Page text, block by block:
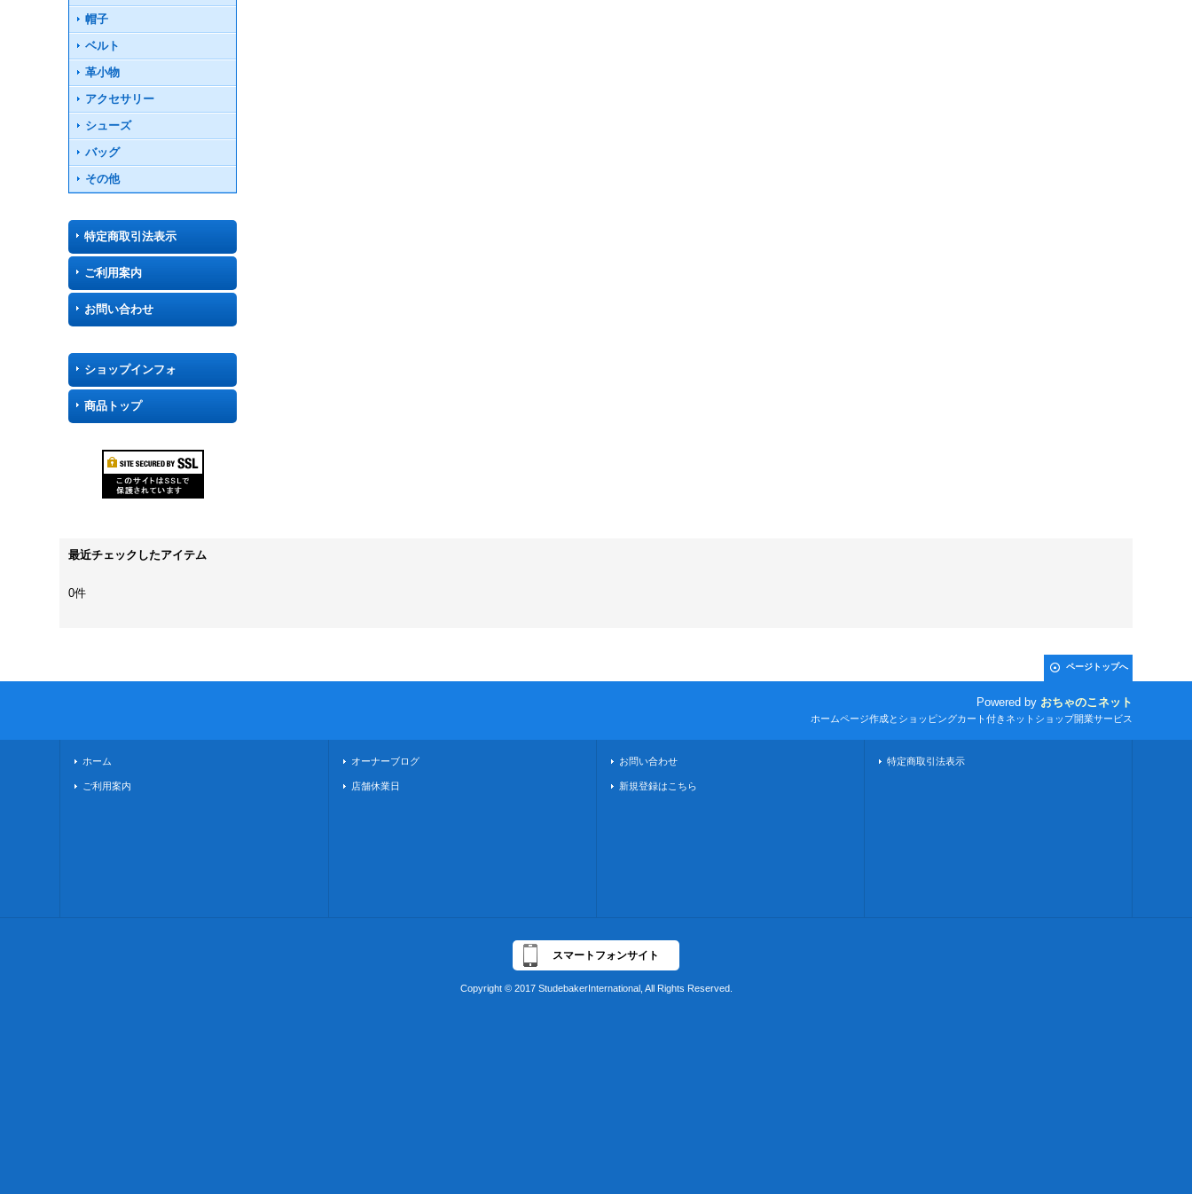
帽子
ベルト
革小物
アクセサリー
シューズ
バッグ
その他
特定商取引法表示
ご利用案内
お問い合わせ
ショップインフォ
商品トップ
最近チェックしたアイテム
0件
ページトップへ
Powered by おちゃのこネット
ホームページ作成とショッピングカート付きネットショップ開業サービス
ホーム
ご利用案内
オーナーブログ
店舗休業日
お問い合わせ
新規登録はこちら
特定商取引法表示
スマートフォンサイト
Copyright © 2017 StudebakerInternational, All Rights Reserved.